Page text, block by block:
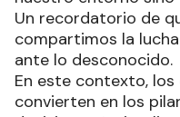
Un recordatorio de
compartimos la
ante lo desconocido.
En este contexto,
convierten en los